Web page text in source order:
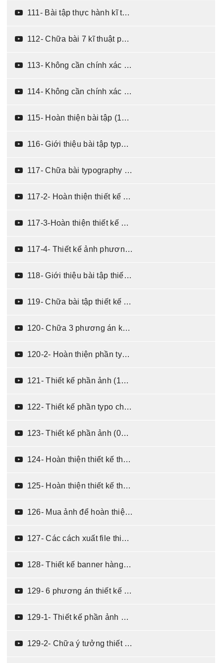
111- Bài tập thực hành kĩ thuật typography (04:07)
112- Chữa bài 7 kĩ thuật phân cấp chữ (12:25)
113- Không cần chính xác - chỉ cần dứt khoát (13:44)
114- Không cần chính xác - chỉ cần dứt khoát - chữa bài tập (10:08)
115- Hoàn thiện bài tập (14:13)
116- Giới thiệu bài tập typography cho banner quảng cáo đăng ký thành viên (06:58)
117- Chữa bài typography cho banner quảng cáo đăng ký thành viên (12:32)
117-2- Hoàn thiện thiết kế với phần ảnh phương án 1 (09:30)
117-3-Hoàn thiện thiết kế banner phương án 2 (02:37)
117-4- Thiết kế ảnh phương án 3 (11:04)
118- Giới thiệu bài tập thiết kế quảng cáo cho phòng tập Gym (09:09)
119- Chữa bài tập thiết kế quảng cáo cho phòng tập Gym (07:06)
120- Chữa 3 phương án khác nhau cho Typography (08:23)
120-2- Hoàn thiện phần typo sử dụng phân cấp màu đối lập (08:15)
121- Thiết kế phần ảnh (10:42)
122- Thiết kế phần typo cho quảng cáo du lịch Nhật Bản (09:56)
123- Thiết kế phần ảnh (04:42)
124- Hoàn thiện thiết kế theo nhiều ý tưởng - phần 1 (04:23)
125- Hoàn thiện thiết kế theo nhiều ý tưởng - phần 2 (05:56)
126- Mua ảnh để hoàn thiện thiết kế (03:04)
127- Các cách xuất file thiết kế quảng cáo (02:54)
128- Thiết kế banner hàng công nghệ (04:03)
129- 6 phương án thiết kế typo cho banner nước ép hoa quả tươi (13:32)
129-1- Thiết kế phần ảnh phương án 1 (08:58)
129-2- Chữa ý tưởng thiết kế thứ nhất (10:48)